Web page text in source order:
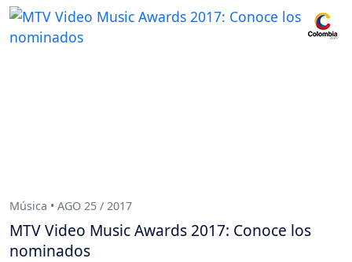
Música • AGO 25 / 2017
MTV Video Music Awards 2017: Conoce los
nominados